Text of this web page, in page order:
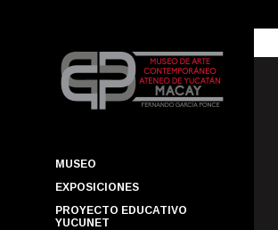
MUSEO
EXPOSICIONES
PROYECTO EDUCATIVO
YUCUNET